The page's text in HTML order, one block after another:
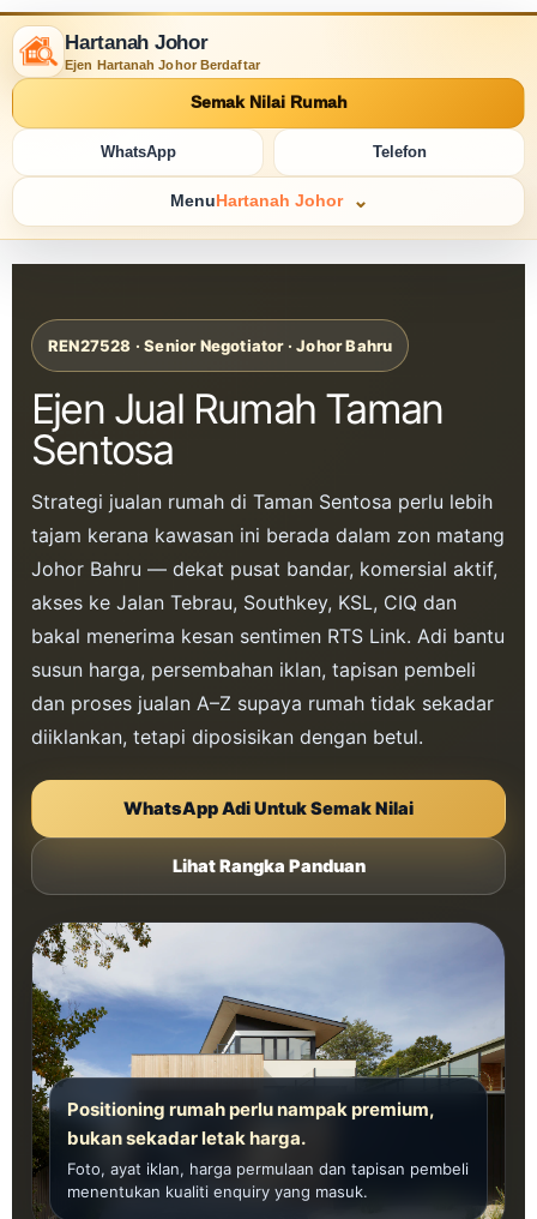
Hartanah Johor
Ejen Hartanah Johor Berdaftar
Semak Nilai Rumah
WhatsApp Telefon
Menu Hartanah Johor
REN27528 · Senior Negotiator · Johor Bahru
Ejen Jual Rumah Taman
Sentosa
Strategi jualan rumah di Taman Sentosa perlu lebih
tajam kerana kawasan ini berada dalam zon matang
Johor Bahru — dekat pusat bandar, komersial aktif,
akses ke Jalan Tebrau, Southkey, KSL, CIQ dan
bakal menerima kesan sentimen RTS Link. Adi bantu
susun harga, persembahan iklan, tapisan pembeli
dan proses jualan A–Z supaya rumah tidak sekadar
diiklankan, tetapi diposisikan dengan betul.
WhatsApp Adi Untuk Semak Nilai
Lihat Rangka Panduan
Positioning rumah perlu nampak premium,
bukan sekadar letak harga.
Foto, ayat iklan, harga permulaan dan tapisan pembeli
menentukan kualiti enquiry yang masuk.